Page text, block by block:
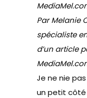
Par Melanie
spécialiste
d’un article
Je ne nie
un petit côté